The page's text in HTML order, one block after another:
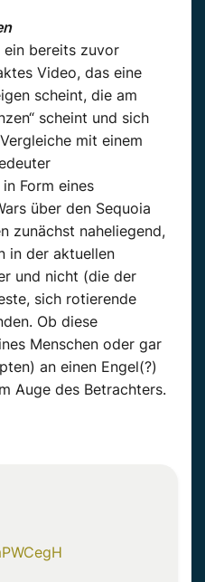
ein bereits zuvor
Video, das eine
scheint, die am
scheint und sich
mit einem
Form eines
über den Sequoia
zunächst naheliegend,
in der aktuellen
und nicht (die der
sich rotierende
Ob diese
Menschen oder gar
an einen Engel(?)
Auge des Betrachters.